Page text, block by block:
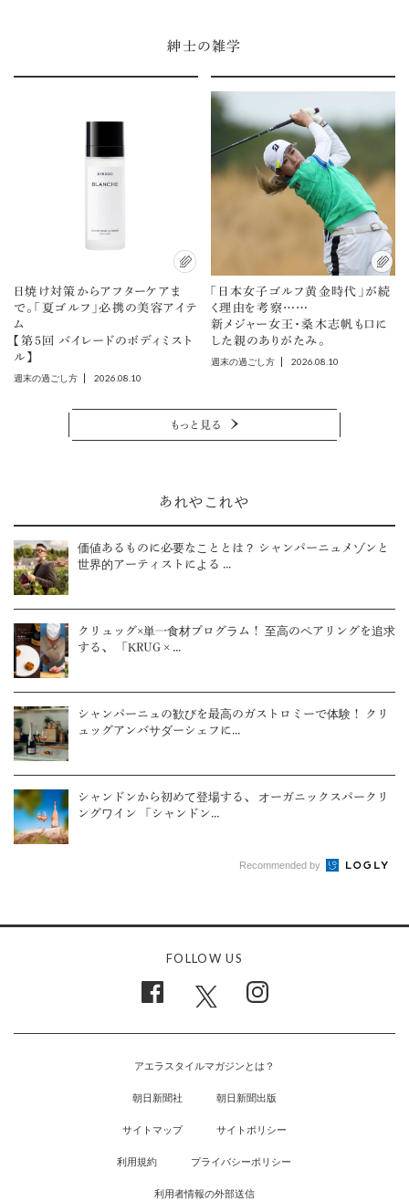
紳士の雑学
日焼け対策からアフターケアま
で。「夏ゴルフ」必携の美容アイテ
ム
【第5回 バイレードのボディミスト
ル】
週末の過ごし方 2026.08.10
「日本女子ゴルフ黄金時代」が続
く理由を考察……
新メジャー女王・桑木志帆も口に
した親のありがたみ。
週末の過ごし方 2026.08.10
もっと見る
あれやこれや
価値あるものに必要なこととは？ シャンパーニュメゾンと
世界的アーティストによる ...
クリュッグ×単一食材プログラム！ 至高のペアリングを追求
する、 「KRUG × ...
シャンパーニュの歓びを最高のガストロミーで体験！ クリ
ュッグアンバサダーシェフに...
シャンドンから初めて登場する、 オーガニックスパークリ
ングワイン 「シャンドン...
Recommended by
FOLLOW US
アエラスタイルマガジンとは？
朝日新聞社 朝日新聞出版
サイトマップ サイトポリシー
利用規約 プライバシーポリシー
利用者情報の外部送信